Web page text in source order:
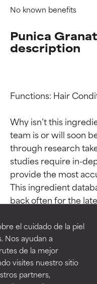
el cuidado de la piel
Nos ayudan a
de la mejor
visites nuestro sitio
partners,
No known benefits
Punica
description
Functions: Hair
Why isn’t this
team is or will soon
through research
studies require in-
provide the most
This ingredient
Ingrediente
beneficios
eficacia
Ingrediente
beneficios
eficacia